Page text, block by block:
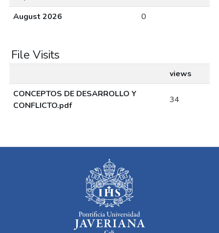
August 2026
0
File Visits
views
CONCEPTOS DE DESARROLLO Y
CONFLICTO.pdf
34